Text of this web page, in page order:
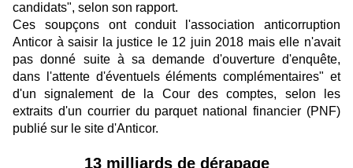
candidats", selon son rapport.
Ces soupçons ont conduit l'association anticorruption
Anticor à saisir la justice le 12 juin 2018 mais elle n'avait
pas donné suite à sa demande d'ouverture d'enquête,
dans l'attente d'éventuels éléments complémentaires" et
d'un signalement de la Cour des comptes, selon les
extraits d'un courrier du parquet national financier (PNF)
publié sur le site d'Anticor.
13 milliards de dérapage